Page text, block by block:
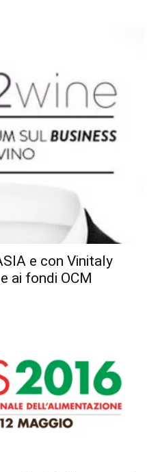
e con Vinitaly
ai fondi OCM